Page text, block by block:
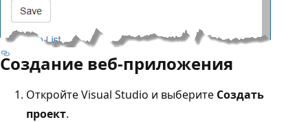
Создание веб-приложения
Откройте Visual Studio и выберите Создать
проект.